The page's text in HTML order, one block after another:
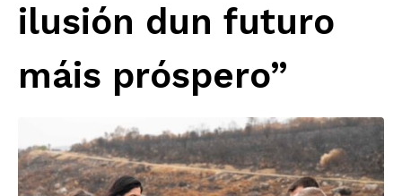
ilusión dun futuro
máis próspero”